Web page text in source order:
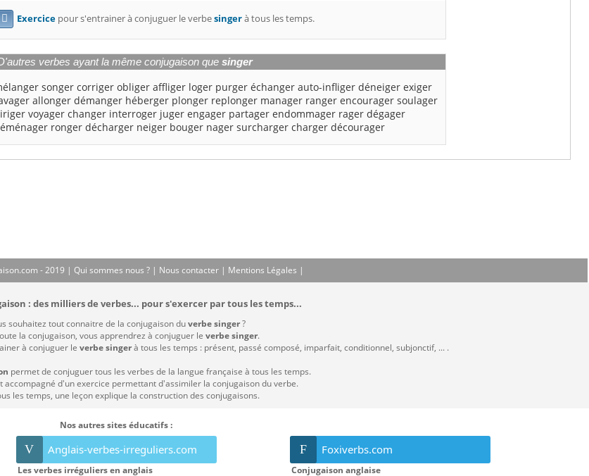
 Exercice pour s'entrainer à conjuguer le verbesingerà tous les temps.
verbes ayant la même conjugaison quesinger
songer corriger obliger affliger loger purger échanger auto-infliger déneiger exiger
allonger démanger héberger plonger replonger manager ranger encourager soulager
voyager changer interroger juger engager partager endommager rager dégager
ronger décharger neiger bouger nager surcharger charger décourager
- 2019 | Qui sommes nous ? | Nous contacter | Mentions Légales |
: des milliers de verbes... pour s'exercer par tous les temps...
souhaitez tout connaitre de la conjugaison duverbe singer?
la conjugaison, vous apprendrez à conjuguer le verbe singer.
à conjuguer le verbe singerà tous les temps : présent, passé composé, imparfait, conditionnel, subjonctif, ... .
permet de conjuguer tous les verbes de la langue française à tous les temps.
accompagné d'un exercice permettant d'assimiler la conjugaison du verbe.
les temps, une leçon explique la construction des conjugaisons.
Nos autres sites éducatifs :
V Anglais-verbes-irreguliers.com
Les verbes irréguliers en anglais
F Foxiverbs.com
Conjugaison anglaise